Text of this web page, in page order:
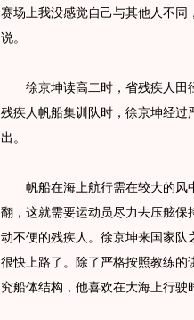
赛场上我没感觉自己与其他人不同
说。
徐京坤读高二时，省残疾人田
残疾人帆船集训队时，徐京坤经
出。
帆船在海上航行需在较大的风
翻，这就需要运动员尽力去压舷
动不便的残疾人。徐京坤来国家
很快上路了。除了严格按照教练
究船体结构，他喜欢在大海上行驶